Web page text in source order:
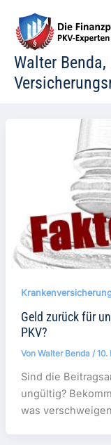
Inhalt
springen
Walter Benda,
Geld zurück für
PKV?
Von Walter Benda /10.
Sind die
ungültig?
was